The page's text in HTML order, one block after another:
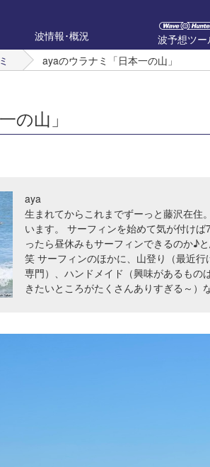
波情報･概況 波予想ツー
ayaのウラナミ「日本一の山」
の山」
aya
生まれてからこれまでずーっと藤沢在住
います。 サーフィンを始めて気が付け
ったら昼休みもサーフィンできるのか♪
笑 サーフィンのほかに、山登り（最近
専門）、ハンドメイド（興味があるもの
きたいところがたくさんありすぎる～）